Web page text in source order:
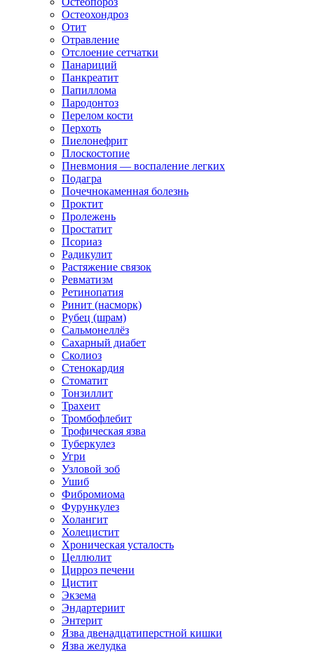
Остеохондроз
Отит
Отравление
Отслоение сетчатки
Панариций
Панкреатит
Папиллома
Пародонтоз
Перелом кости
Перхоть
Пиелонефрит
Плоскостопие
Пневмония — воспаление легких
Подагра
Почечнокаменная болезнь
Проктит
Пролежень
Простатит
Псориаз
Радикулит
Растяжение связок
Ревматизм
Ретинопатия
Ринит (насморк)
Рубец (шрам)
Сальмонеллёз
Сахарный диабет
Сколиоз
Стенокардия
Стоматит
Тонзиллит
Трахеит
Тромбофлебит
Трофическая язва
Туберкулез
Угри
Узловой зоб
Ушиб
Фибромиома
Фурункулез
Холангит
Холецистит
Хроническая усталость
Целлюлит
Цирроз печени
Цистит
Экзема
Эндартериит
Энтерит
Язва двенадцатиперстной кишки
Язва желудка